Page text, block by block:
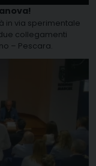
in via sperimentale
collegamenti
– Pescara.